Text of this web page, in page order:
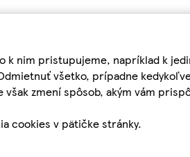
k nim pristupujeme, napríklad k
všetko, prípadne
zmení spôsob, akým vám
cookies v pätičke stránky.